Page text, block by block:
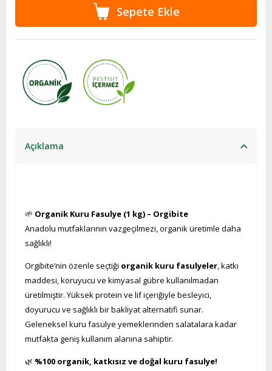
Açıklama
🌱 Organik Kuru Fasulye (1 kg) – Orgibite
Anadolu mutfaklarının vazgeçilmezi, organik üretimle daha
sağlıklı!
Orgibite’nin özenle seçtiği organik kuru fasulyeler, katkı
maddesi, koruyucu ve kimyasal gübre kullanılmadan
üretilmiştir. Yüksek protein ve lif içeriğiyle besleyici,
doyurucu ve sağlıklı bir bakliyat alternatifi sunar.
Geleneksel kuru fasulye yemeklerinden salatalara kadar
mutfakta geniş kullanım alanına sahiptir.
🌿 %100 organik, katkısız ve doğal kuru fasulye!